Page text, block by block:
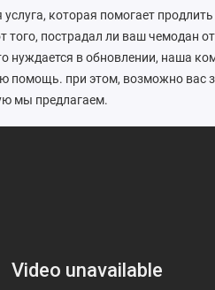
которая помогает
пострадал ли ваш чемодан
нуждается в обновлении, наша
помощь. при этом, возможно вас
мы предлагаем.